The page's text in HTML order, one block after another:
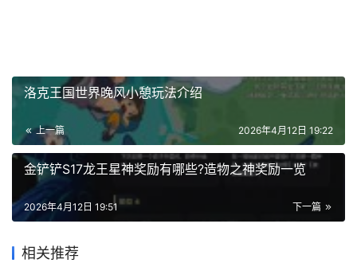
洛克王国世界晚风小憩玩法介绍
上一篇 2026年4月12日 19:22
金铲铲S17龙王星神奖励有哪些?造物之神奖励一览
下一篇
2026年4月12日 19:51
相关推荐